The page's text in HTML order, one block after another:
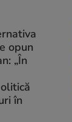
opun
„În
în